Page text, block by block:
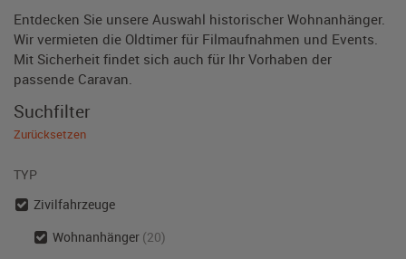
Entdecken Sie unsere Auswahl historischer Wohnanhänger.
Wir vermieten die Oldtimer für Filmaufnahmen und Events.
Mit Sicherheit findet sich auch für Ihr Vorhaben der
passende Caravan.
Suchfilter
Zurücksetzen
TYP
Zivilfahrzeuge
Wohnanhänger (20)